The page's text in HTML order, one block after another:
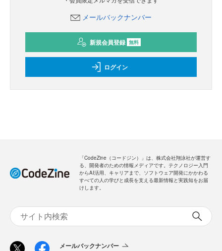
メールバックナンバー
新規会員登録 無料
ログイン
「CodeZine（コードジン）」は、株式会社翔泳社が運営す
る、開発者のための情報メディアです。テクノロジー入門
からAI活用、キャリアまで、ソフトウェア開発にかかわる
すべての人の学びと成長を支える最新情報と実践知をお届
けします。
メールバックナンバー